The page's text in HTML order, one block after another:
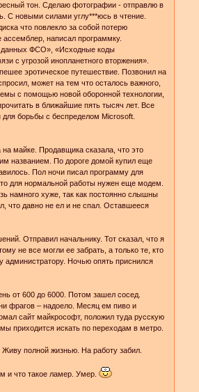
тон. Сделаю фотографии - отправлю в
С новыми силами углу***юсь в чтение.
что повлекло за собой потерю
написал программку.
данных ФСО», «Исходные коды
с угрозой инопланетного вторжения».
эротическое путешествие. Позвонил на
может на тем что осталось важного,
с помощью новой оборонной технологии,
в ближайшие пять тысяч лет. Все
борьбы с беспределом Microsoft.
майке. Продавщика сказала, что это
названием. По дороге домой купил еще
Пол ночи писал программу для
для нормальной работы нужен еще модем.
намного хуже, так как постоянно слышны
что давно не ел и не спал. Оставшееся
Отправил начальнику. Тот сказал, что я
не все могли ее забрать, а только те, кто
администратору. Ночью опять приснился
от 600 до 6000. Потом зашел сосед.
фрагов – надоело. Месяц ем пиво и
сайт майкрософт, положил туда русскую
приходится искать по переходам в метро.
полной жизнью. На работу забил.
и что такое ламер. Умер.